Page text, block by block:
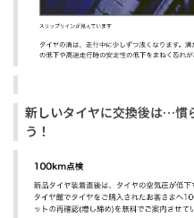
新しいタイヤに交換後は…慣
う！